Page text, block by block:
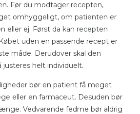
Før du modtager recepten,
omhyggeligt, om patienten er
eller ej. Først da kan recepten
uden en passende recept er
måde. Derudover skal den
justeres helt individuelt.
bør en patient få meget
eller en farmaceut. Desuden bør
Vedvarende fedme bør aldrig